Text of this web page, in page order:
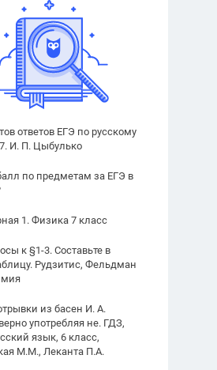
ответов ЕГЭ по русскому
И. П. Цыбулько
по предметам за ЕГЭ в
1. Физика 7 класс
к §1-3. Составьте в
Рудзитис, Фельдман
из басен И. А.
употребляя не. ГДЗ,
язык, 6 класс,
М.М., Леканта П.А.